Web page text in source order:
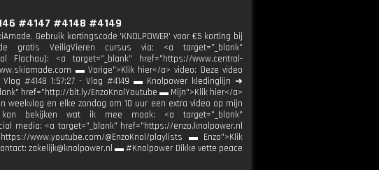
#4147 #4148 #4149
Gebruik kortingscode 'KNOLPOWER' voor €5 korting bij
gratis VeiligVieren cursus via: <a target="_blank"
Flachau): <a target="_blank" href="https://www.central-
▬ Vorige">Klik hier</a> video: Deze video
#4148 1:57:27 - Vlog #4149 ▬ Knolpower kledinglijn ➜
href="http://bit.ly/EnzoKnolYoutube ▬ Mijn">Klik hier</a>
en elke zondag om 10 uur een extra video op mijn
bekijken wat ik mee maak: <a target="_blank"
media: <a target="_blank" href="https://enzo.knolpower.nl
www.youtube.com/@EnzoKnol/playlists ▬ Enzo">Klik
zakelijk@knolpower.nl ▬ #Knolpower Dikke vette peace